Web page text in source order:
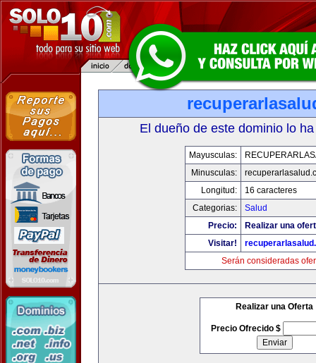
El dueño de este dominio lo
Mayusculas:
Minusculas:
Longitud:
16 caracteres
Categorias:
Salud
Precio:
Realizar una
Visitar!
Serán consideradas
Realizar una Oferta
Precio Ofrecido $